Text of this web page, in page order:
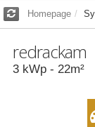
Homepage
redrackam
3 kWp - 22m²